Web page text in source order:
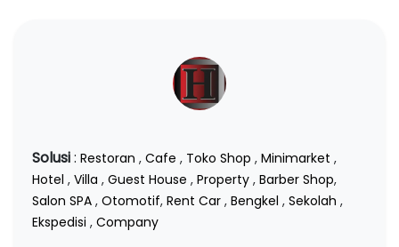
Solusi: Restoran , Cafe , Toko Shop , Minimarket ,
Hotel , Villa , Guest House , Property , Barber Shop,
Salon SPA , Otomotif, Rent Car , Bengkel , Sekolah ,
Ekspedisi , Company